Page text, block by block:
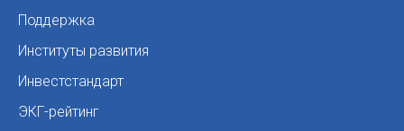
Поддержка
Институты развития
Инвестстандарт
ЭКГ-рейтинг